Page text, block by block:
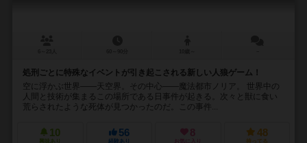
処刑ごとに特殊なイベントが引き起こされる新しい人狼ゲーム！
空に浮かぶ世界――天空界。その中心――魔法都市ノリア。 世界中の
人間と技術が集まるこの場所である日事件が起きる。次々と獣に食い
荒らされたような死体が見つかったのだ。この事件...
10
興味あり
56
経験あり
8
お気に入り
48
持ってる